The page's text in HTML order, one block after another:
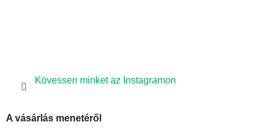
Kövessen minket az Instagramon
A vásárlás menetéről